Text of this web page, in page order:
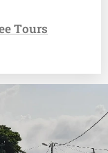
Tours